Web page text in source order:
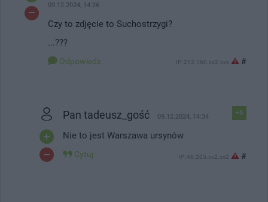
09.12.2024, 14:26
Czy to zdjęcie to Suchostrzygi?
...???
Odpowiedz IP: 212.160.xx2.xxx #
+6
Pan tadeusz_gość 09.12.2024, 14:34
Nie to jest Warszawa ursynów
Cytuj IP: 46.205.xx2.xx2 #